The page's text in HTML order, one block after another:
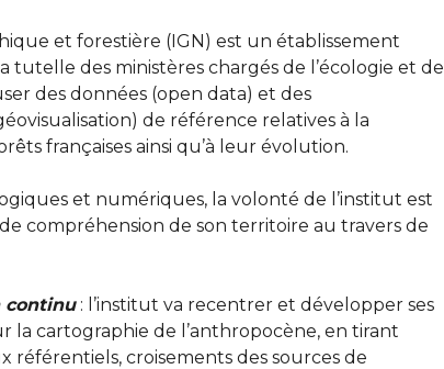
et forestière (IGN) est un établissement
tutelle des ministères chargés de l’écologie et de
des données (open data) et des
de référence relatives à la
françaises ainsi qu’à leur évolution.
et numériques, la volonté de l’institut est
compréhension de son territoire au travers de
continu: l’institut va recentrer et développer ses
la cartographie de l’anthropocène, en tirant
référentiels, croisements des sources de